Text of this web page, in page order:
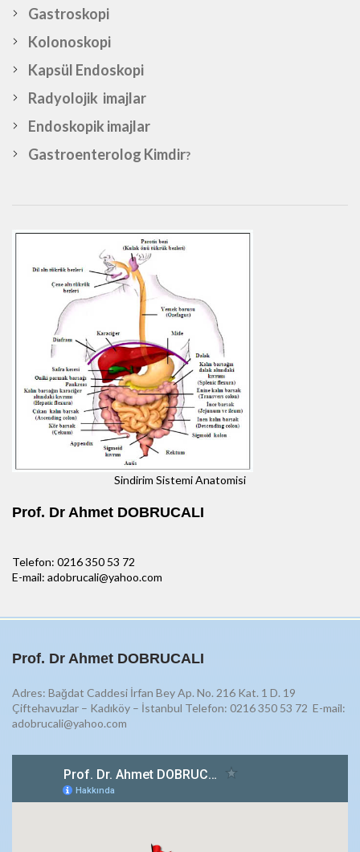
Gastroskopi
Kolonoskopi
Kapsül Endoskopi
Radyolojik imajlar
Endoskopik imajlar
Gastroenterolog Kimdir?
Sindirim Sistemi Anatomisi
Prof. Dr Ahmet DOBRUCALI
Telefon: 0216 350 53 72
E-mail: adobrucali@yahoo.com
Prof. Dr Ahmet DOBRUCALI
Adres: Bağdat Caddesi İrfan Bey Ap. No. 216 Kat. 1 D. 19
Çiftehavuzlar – Kadıköy – İstanbul Telefon: 0216 350 53 72 E-mail:
adobrucali@yahoo.com